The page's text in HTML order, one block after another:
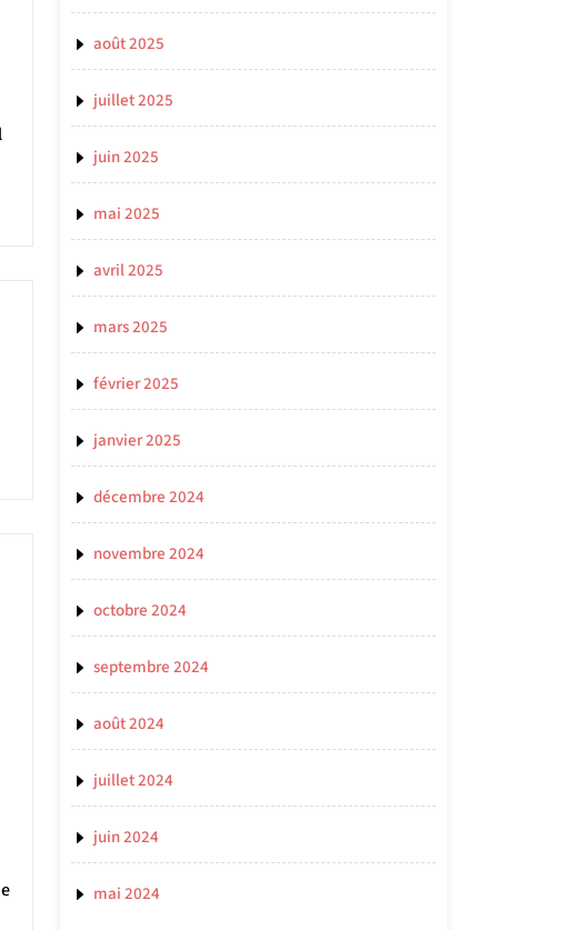
août 2025
juillet 2025
juin 2025
mai 2025
avril 2025
mars 2025
février 2025
janvier 2025
décembre 2024
novembre 2024
octobre 2024
septembre 2024
août 2024
juillet 2024
juin 2024
mai 2024